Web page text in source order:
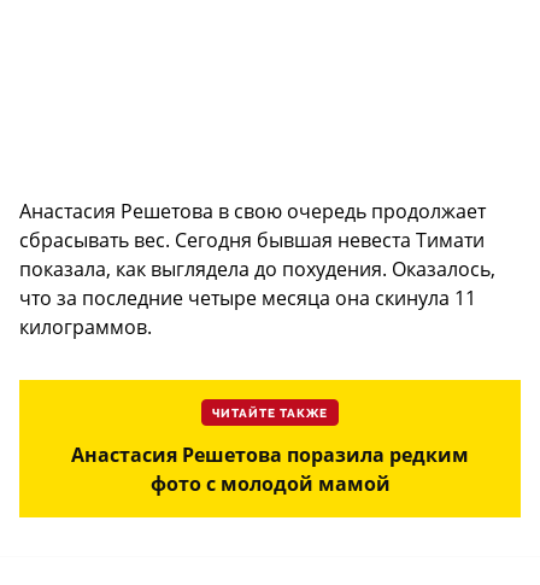
Анастасия Решетова в свою очередь продолжает
сбрасывать вес. Сегодня бывшая невеста Тимати
показала, как выглядела до похудения. Оказалось,
что за последние четыре месяца она скинула 11
килограммов.
ЧИТАЙТЕ ТАКЖЕ
Анастасия Решетова поразила редким
фото с молодой мамой